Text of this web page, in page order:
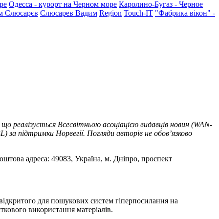
Одесса - курорт на Черном море Каролино-Бугаз - Черное
Слюсарєв Слюсарев Вадим Region Touch-IT "Фабрика вікон" -
Всесвітньою асоціацією видавців новин (WAN-
підтримки Норвегії. Погляди авторів не обов’язково
адреса: 49083, Україна, м. Дніпро, проспект
для пошукових систем гіперпосилання на
використання матеріалів.